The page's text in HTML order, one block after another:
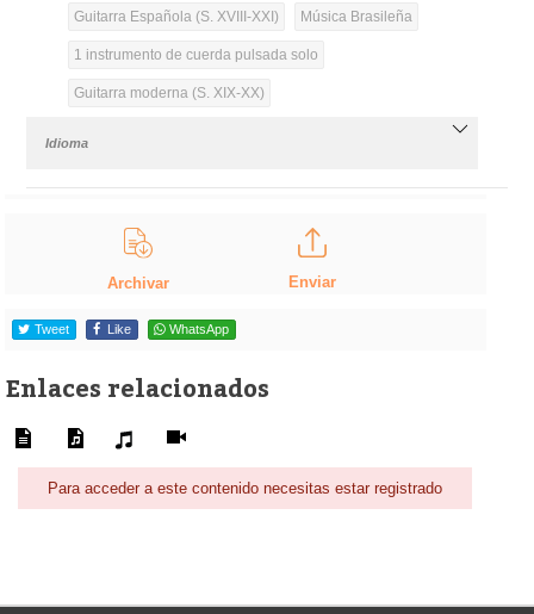
Guitarra Española (S. XVIII-XXI) Música Brasileña
1 instrumento de cuerda pulsada solo
Guitarra moderna (S. XIX-XX)
Idioma
Archivar Enviar
Tweet Like WhatsApp
Enlaces relacionados
Para acceder a este contenido necesitas estar registrado